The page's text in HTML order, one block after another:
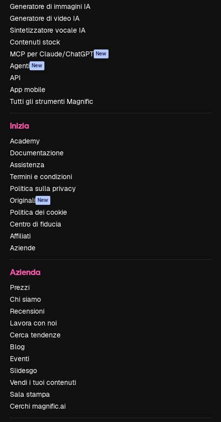
Generatore di immagini IA
Generatore di video IA
Sintetizzatore vocale IA
Contenuti stock
MCP per Claude/ChatGPT New
Agenti New
API
App mobile
Tutti gli strumenti Magnific
Inizia
Academy
Documentazione
Assistenza
Termini e condizioni
Politica sulla privacy
Originali New
Politica dei cookie
Centro di fiducia
Affiliati
Aziende
Azienda
Prezzi
Chi siamo
Recensioni
Lavora con noi
Cerca tendenze
Blog
Eventi
Slidesgo
Vendi i tuoi contenuti
Sala stampa
Cerchi magnific.ai